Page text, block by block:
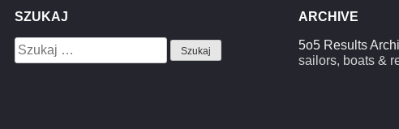
SZUKAJ
Szukaj:
ARCHIVE
5o5 Results
sailors, boats &